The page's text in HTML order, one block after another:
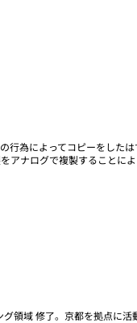
行為によってコピーをした
アナログで複製することに
領域 修了。京都を拠点に活